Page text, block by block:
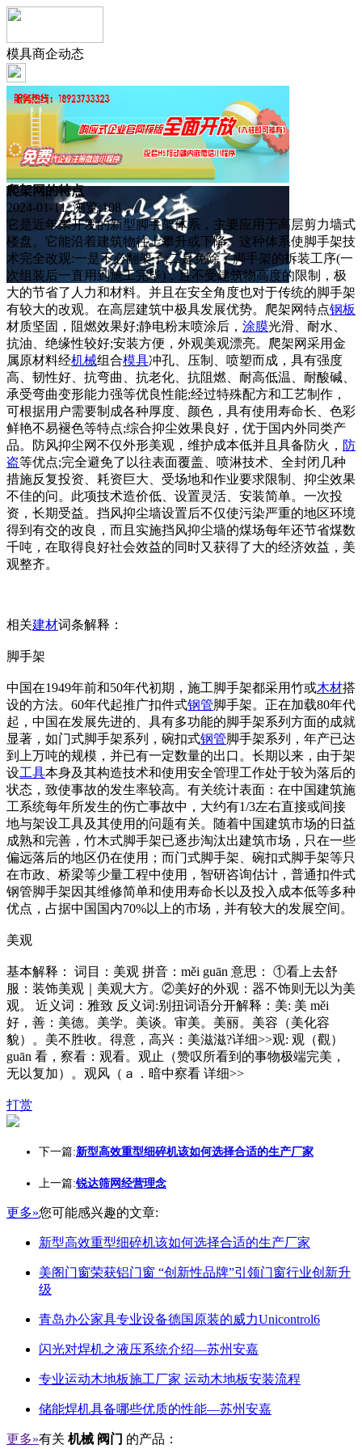
模具商企动态
爬架网的特点
2024-01-11 浏览:108
它是近年来开发的新型脚手架体系，主要应用于高层剪力墙式
楼盘。它能沿着建筑物往上攀升或下降。这种体系使脚手架技
术完全改观:一是不必翻架子;二是免除了脚手架的拆装工序(一
次组装后一直用到施工完毕)，且不受建筑物高度的限制，极
大的节省了人力和材料。并且在安全角度也对于传统的脚手架
有较大的改观。在高层建筑中极具发展优势。爬架网特点钢板
材质坚固，阻燃效果好;静电粉末喷涂后， 涂膜光滑、耐水、
抗油、绝缘性较好;安装方便，外观美观漂亮。爬架网采用金
属原材料经机械组合模具冲孔、压制、喷塑而成，具有强度
高、韧性好、抗弯曲、抗老化、抗阻燃、耐高低温、耐酸碱、
承受弯曲变形能力强等优良性能;经过特殊配方和工艺制作，
可根据用户需要制成各种厚度、颜色，具有使用寿命长、色彩
鲜艳不易褪色等特点;综合抑尘效果良好，优于国内外同类产
品。防风抑尘网不仅外形美观，维护成本低并且具备防火， 防
盗等优点;完全避免了以往表面覆盖、喷淋技术、全封闭几种
措施反复投资、耗资巨大、受场地和作业要求限制、抑尘效果
不佳的问。此项技术造价低、设置灵活、安装简单。一次投
资，长期受益。挡风抑尘墙设置后不仅使污染严重的地区环境
得到有交的改良，而且实施挡风抑尘墙的煤场每年还节省煤数
千吨，在取得良好社会效益的同时又获得了大的经济效益，美
观整齐。
相关建材词条解释：
脚手架
中国在1949年前和50年代初期，施工脚手架都采用竹或木材搭
设的方法。60年代起推广扣件式钢管脚手架。正在加载80年代
起，中国在发展先进的、具有多功能的脚手架系列方面的成就
显著，如门式脚手架系列，碗扣式钢管脚手架系列，年产已达
到上万吨的规模，并已有一定数量的出口。长期以来，由于架
设工具本身及其构造技术和使用安全管理工作处于较为落后的
状态，致使事故的发生率较高。有关统计表面：在中国建筑施
工系统每年所发生的伤亡事故中，大约有1/3左右直接或间接
地与架设工具及其使用的问题有关。随着中国建筑市场的日益
成熟和完善，竹木式脚手架已逐步淘汰出建筑市场，只在一些
偏远落后的地区仍在使用；而门式脚手架、碗扣式脚手架等只
在市政、桥梁等少量工程中使用，智研咨询估计，普通扣件式
钢管脚手架因其维修简单和使用寿命长以及投入成本低等多种
优点，占据中国国内70%以上的市场，并有较大的发展空间。
美观
基本解释： 词目：美观 拼音：měi guān 意思： ①看上去舒
服：装饰美观｜美观大方。②美好的外观：器不饰则无以为美
观。 近义词：雅致 反义词:别扭词语分开解释：美: 美 měi
好，善：美德。美学。美谈。审美。美丽。美容（美化容
貌）。美不胜收。得意，高兴：美滋滋?详细>>观: 观（觀）
guān 看，察看：观看。观止（赞叹所看到的事物极端完美，
无以复加）。观风（ａ．暗中察看 详细>>
打赏
下一篇:新型高效重型细碎机该如何选择合适的生产厂家
上一篇:锐达筛网经营理念
更多»您可能感兴趣的文章:
新型高效重型细碎机该如何选择合适的生产厂家
美阁门窗荣获铝门窗 “创新性品牌”引领门窗行业创新升
级
青岛办公家具专业设备德国原装的威力Unicontrol6
闪光对焊机之液压系统介绍—苏州安嘉
专业运动木地板施工厂家 运动木地板安装流程
储能焊机具备哪些优质的性能—苏州安嘉
更多»有关 机械 阀门 的产品：